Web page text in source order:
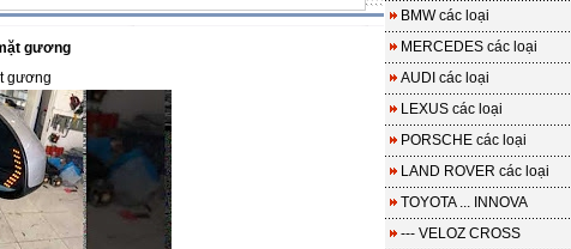
gương
gương
BMW các loại
MERCEDES các loại
AUDI các loại
LEXUS các loại
PORSCHE các loại
LAND ROVER các loại
TOYOTA ... INNOVA
--- VELOZ CROSS